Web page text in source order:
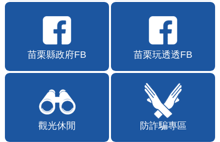
苗栗縣政府FB 苗栗玩透透FB
觀光休閒 防詐騙專區